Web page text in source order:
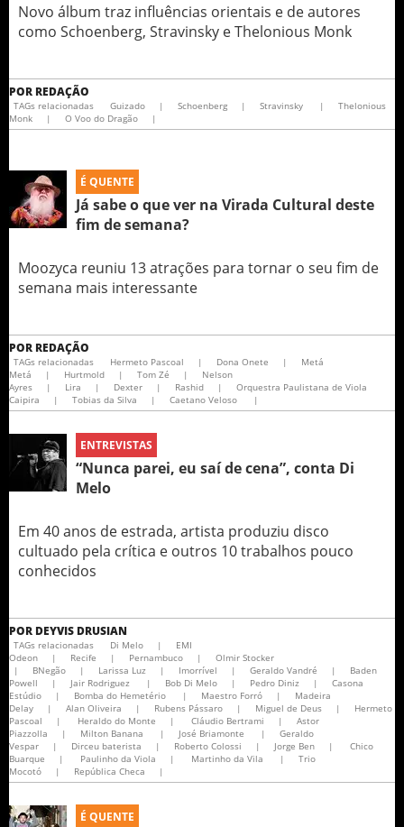
Novo álbum traz influências orientais e de autores
como Schoenberg, Stravinsky e Thelonious Monk
POR REDAÇÃO
TAGs relacionadas Guizado | Schoenberg | Stravinsky |
Thelonious
Monk
| O Voo do Dragão |
É QUENTE
Já sabe o que ver na Virada Cultural deste
fim de semana?
Moozyca reuniu 13 atrações para tornar o seu fim de
semana mais interessante
POR REDAÇÃO
TAGs relacionadas Hermeto Pascoal | Dona Onete |
Metá
Metá
| Hurtmold | Tom Zé |
Nelson
Ayres
| Lira | Dexter | Rashid |
Orquestra Paulistana de Viola
Caipira
| Tobias da Silva | Caetano Veloso |
ENTREVISTAS
“Nunca parei, eu saí de cena”, conta Di
Melo
Em 40 anos de estrada, artista produziu disco
cultuado pela crítica e outros 10 trabalhos pouco
conhecidos
POR DEYVIS DRUSIAN
TAGs relacionadas Di Melo |
EMI
Odeon
| Recife | Pernambuco |
Olmir Stocker
|
BNegão | Larissa Luz | Imorrível | Geraldo Vandré |
Baden
Powell
| Jair Rodriguez | Bob Di Melo | Pedro Diniz |
Casona
Estúdio
| Bomba do Hemetério | Maestro Forró |
Madeira
Delay
| Alan Oliveira | Rubens Pássaro | Miguel de Deus |
Hermeto
Pascoal
| Heraldo do Monte | Cláudio Bertrami |
Astor
Piazzolla
| Milton Banana | José Briamonte |
Geraldo
Vespar
| Dirceu baterista | Roberto Colossi | Jorge Ben |
Chico
Buarque
| Paulinho da Viola | Martinho da Vila |
Trio
Mocotó
| República Checa |
É QUENTE